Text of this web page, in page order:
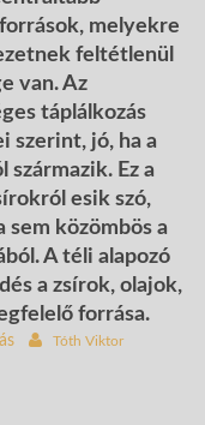
melyekre
feltétlenül
van. Az
táplálkozás
szerint, jó, ha a
Ez a
esik szó,
sem közömbös a
A téli alapozó
a zsírok, olajok,
forrása.
Tóth Viktor